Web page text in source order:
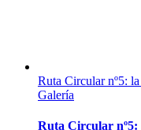
Ruta Circular nº5:
Galería
Ruta Circular nº5: